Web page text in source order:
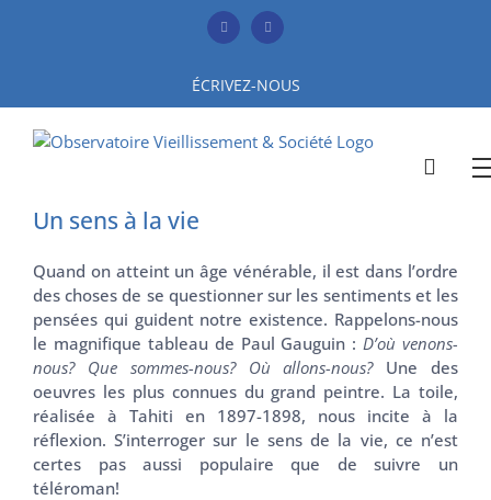
FacebookYouTube
ÉCRIVEZ-NOUS
Un sens à la vie
Quand on atteint un âge vénérable, il est dans l’ordre
des choses de se questionner sur les sentiments et les
pensées qui guident notre existence. Rappelons-nous
le magnifique tableau de Paul Gauguin : D’où venons-
nous? Que sommes-nous? Où allons-nous? Une des
oeuvres les plus connues du grand peintre. La toile,
réalisée à Tahiti en 1897-1898, nous incite à la
réflexion. S’interroger sur le sens de la vie, ce n’est
certes pas aussi populaire que de suivre un
téléroman!